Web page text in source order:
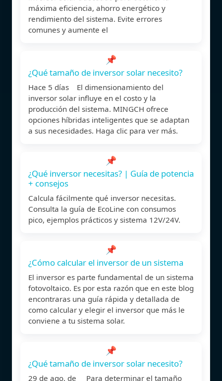
máxima eficiencia, ahorro energético y
rendimiento del sistema. Evite errores
comunes y aumente el
📌
¿Qué tamaño de inversor solar necesito?
Hace 5 días El dimensionamiento del
inversor solar influye en el costo y la
producción del sistema. MINGCH ofrece
opciones híbridas inteligentes que se adaptan
a sus necesidades. Haga clic para ver más.
📌
¿Qué inversor necesitas? | Guía de potencia
+ consejos
Calcula fácilmente qué inversor necesitas.
Consulta la guía de EcoLine con consumos
pico, ejemplos prácticos y sistema 12V/24V.
📌
¿Cómo calcular el inversor de un sistema
El inversor es parte fundamental de un sistema
fotovoltaico. Es por esta razón que en este blog
encontraras una guía rápida y detallada de
como calcular y elegir el inversor que más le
conviene a tu sistema solar.
📌
¿Qué tamaño de inversor solar necesito?
29 de ago. de Para determinar el tamaño